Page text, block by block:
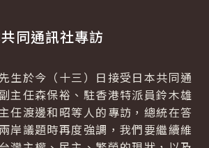
同通訊社專訪
於今（十三）日接受日本共同通
主任森保裕、駐香港特派員鈴木雄
任渡邊和昭等人的專訪，總統在答
岸議題時再度強調，我們要繼續維